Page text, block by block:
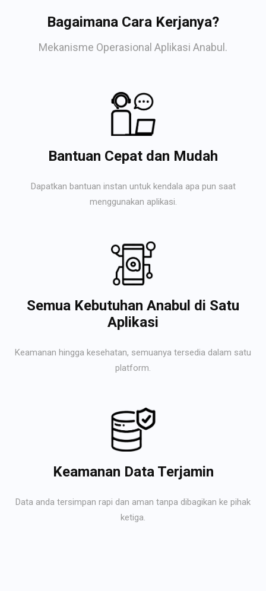
Bagaimana Cara Kerjanya?
Mekanisme Operasional Aplikasi Anabul.
Bantuan Cepat dan Mudah
Dapatkan bantuan instan untuk kendala apa pun saat
menggunakan aplikasi.
Semua Kebutuhan Anabul di Satu
Aplikasi
Keamanan hingga kesehatan, semuanya tersedia dalam satu
platform.
Keamanan Data Terjamin
Data anda tersimpan rapi dan aman tanpa dibagikan ke pihak
ketiga.